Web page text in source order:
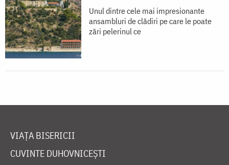
Unul dintre cele mai impresionante
ansambluri de clădiri pe care le poate
zări pelerinul ce
VIAȚA BISERICII
CUVINTE DUHOVNICEȘTI